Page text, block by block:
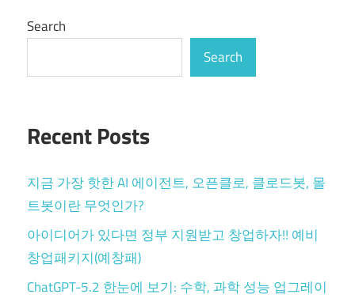
Search
Search
Recent Posts
지금 가장 핫한 AI 에이전트, 오픈클로, 클로드봇, 몰
트봇이란 무엇인가?
아이디어가 있다면 정부 지원받고 창업하자!! 예비
창업패키지(예창패)
ChatGPT-5.2 한눈에 보기: 수학, 과학 성능 업그레이